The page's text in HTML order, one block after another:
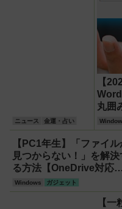
ニュース 金運・占い
【
丸囲
たい
字」
【
【PC1年生】「ファイル
見つからない！」を解決
る方法【OneDrive対応・
2026年最新版】
Windows ガジェット
【